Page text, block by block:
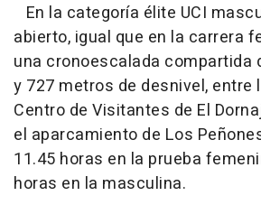
En la categoría élite UCI
abierto, igual que en la carrera
una cronoescalada compartida
y 727 metros de desnivel, entre
Centro de Visitantes de El
el aparcamiento de Los
11.45 horas en la prueba
horas en la masculina.